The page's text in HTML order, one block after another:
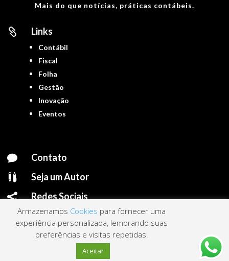
Mais do que notícias, práticas contábeis.
 Links
Contábil
Fiscal
Folha
Gestão
Inovação
Eventos
 Contato
 Seja um Autor
 Redes Sociais
Portal ContNews © 2022 – Todos os direitos reservados | Mantido porLink
Armazenamos Cookies para fornecer uma
experiência personalizada, lembrando suas
preferências e visitas repetidas.
Aceitar